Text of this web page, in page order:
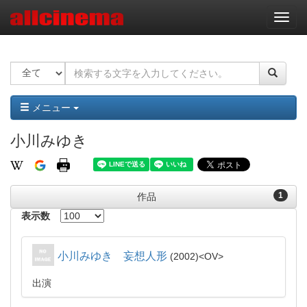
ナ
ビ
ー
ョ
ン
メニュー
小川みゆき
1
作品
表示数
小川みゆき 妄想人形 2002 OV
出演